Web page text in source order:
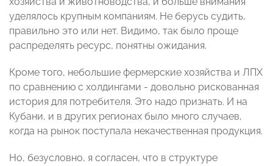
уделялось крупным компаниям. Не берусь судить,
правильно это или нет. Видимо, так было проще
распределять ресурс, понятны ожидания.
Кроме того, небольшие фермерские хозяйства и ЛПХ
по сравнению с холдингами - довольно рискованная
история для потребителя. Это надо признать. И на
Кубани, и в других регионах было много случаев,
когда на рынок поступала некачественная продукция.
Но, безусловно, я согласен, что в структуре